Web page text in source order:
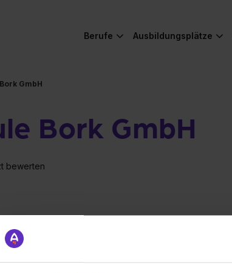
Berufe Ausbildungsplätze
GmbH
Bork GmbH
bewerten